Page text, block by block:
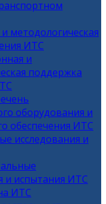
методологическая
ИТС
и
поддержка
оборудования и
обеспечения ИТС
исследования и
и испытания ИТС
ИТС